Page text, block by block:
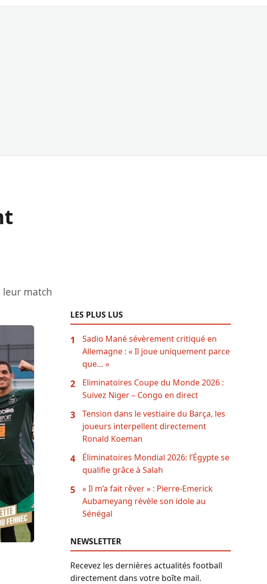
leur match
LES PLUS LUS
1
Sadio Mané sévèrement critiqué en
Allemagne : « Il joue uniquement parce
que… »
2
Eliminatoires Coupe du Monde 2026 :
Suivez Niger – Congo en direct
3
Tension dans le vestiaire du Barça, les
joueurs interpellent directement
Ronald Koeman
4
Éliminatoires Mondial 2026: l’Égypte se
qualifie grâce à Salah
5
« Il m’a fait rêver » : Pierre-Emerick
Aubameyang révèle son idole au
Sénégal
NEWSLETTER
Recevez les dernières actualités football
directement dans votre boîte mail.